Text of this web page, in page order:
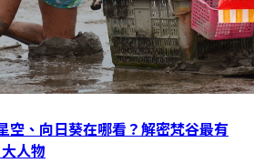
空、向日葵在哪看？解密梵谷最有
人物